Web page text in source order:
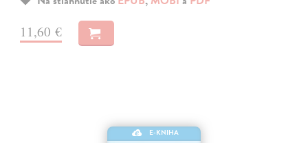
11,60 €
E-KNIHA